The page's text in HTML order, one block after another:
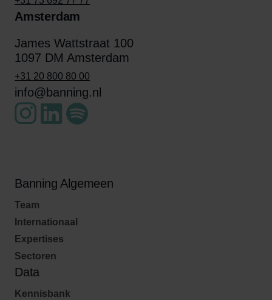
Amsterdam
James Wattstraat 100
1097 DM Amsterdam
+31 20 800 80 00
info@banning.nl
Banning Algemeen
Team
Internationaal
Expertises
Sectoren
Data
Kennisbank